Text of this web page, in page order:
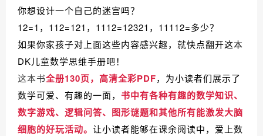
你想设计一个自己的迷宫吗？
12=1，112=121，1112=12321，11112=多少？
如果你家孩子对上面这些内容感兴趣，就快点翻开这本
DK儿童数学思维手册吧！
这本书全册130页，高清全彩PDF，为小读者们展示了
数学可爱、有趣的一面， 书中有各种有趣的数学知识、
数字游戏、逻辑问答、图形谜题和其他所有能激发大脑
细胞的好玩活动。 让小读者能够在课余阅读中，爱上数